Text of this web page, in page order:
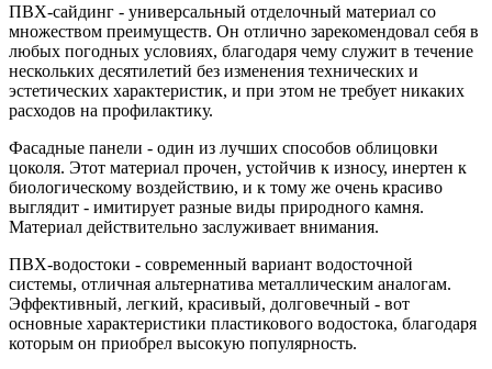
ПВХ-сайдинг - универсальный отделочный материал со
множеством преимуществ. Он отлично зарекомендовал себя в
любых погодных условиях, благодаря чему служит в течение
нескольких десятилетий без изменения технических и
эстетических характеристик, и при этом не требует никаких
расходов на профилактику.
Фасадные панели - один из лучших способов облицовки
цоколя. Этот материал прочен, устойчив к износу, инертен к
биологическому воздействию, и к тому же очень красиво
выглядит - имитирует разные виды природного камня.
Материал действительно заслуживает внимания.
ПВХ-водостоки - современный вариант водосточной
системы, отличная альтернатива металлическим аналогам.
Эффективный, легкий, красивый, долговечный - вот
основные характеристики пластикового водостока, благодаря
которым он приобрел высокую популярность.